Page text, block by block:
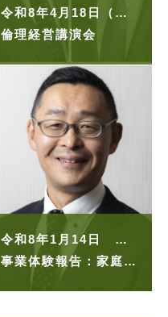
令和8年4月18日（土）
倫理経営講演会
令和8年1月14日 経営者の集い
事業体験報告：家庭経営と会社経営は不離一体